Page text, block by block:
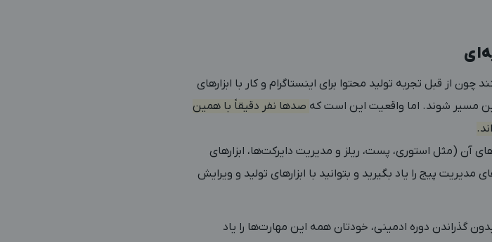
از قبل تجربه‌ تولید محتوا برای اینستاگرام و کار با ابزارهای
مسیر شوند. اما واقعیت این است که صدها نفر دقیقاً با همین
آن (مثل استوری، پست، ریلز و مدیریت دایرکت‌ها، ابزارهای
پیج را یاد بگیرید و بتوانید با ابزارهای تولید و ویرایش
گذراندن دوره ادمینی، خودتان همه این مهارت‌ها را یاد